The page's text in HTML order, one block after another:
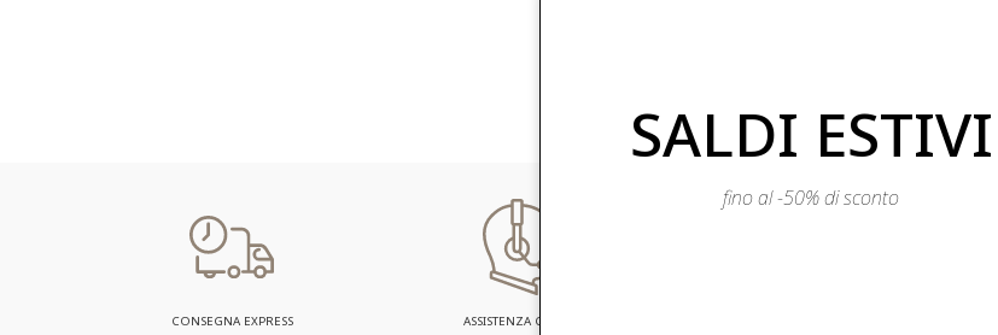
CONSEGNA EXPRESS ASSISTENZA CLIENTI
SALDI ESTIVI
fino al -50% di sconto